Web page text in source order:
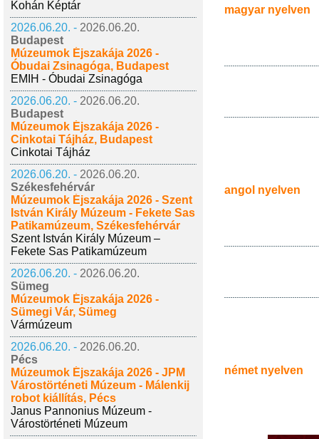
Kohán Képtár
2026.06.20. - 2026.06.20.
Budapest
Múzeumok Éjszakája 2026 -
Óbudai Zsinagóga, Budapest
EMIH - Óbudai Zsinagóga
2026.06.20. - 2026.06.20.
Budapest
Múzeumok Éjszakája 2026 -
Cinkotai Tájház, Budapest
Cinkotai Tájház
2026.06.20. - 2026.06.20.
Székesfehérvár
Múzeumok Éjszakája 2026 - Szent
István Király Múzeum - Fekete Sas
Patikamúzeum, Székesfehérvár
Szent István Király Múzeum –
Fekete Sas Patikamúzeum
2026.06.20. - 2026.06.20.
Sümeg
Múzeumok Éjszakája 2026 -
Sümegi Vár, Sümeg
Vármúzeum
2026.06.20. - 2026.06.20.
Pécs
Múzeumok Éjszakája 2026 - JPM
Várostörténeti Múzeum - Málenkij
robot kiállítás, Pécs
Janus Pannonius Múzeum -
Várostörténeti Múzeum
magyar nyelven
angol nyelven
német nyelven